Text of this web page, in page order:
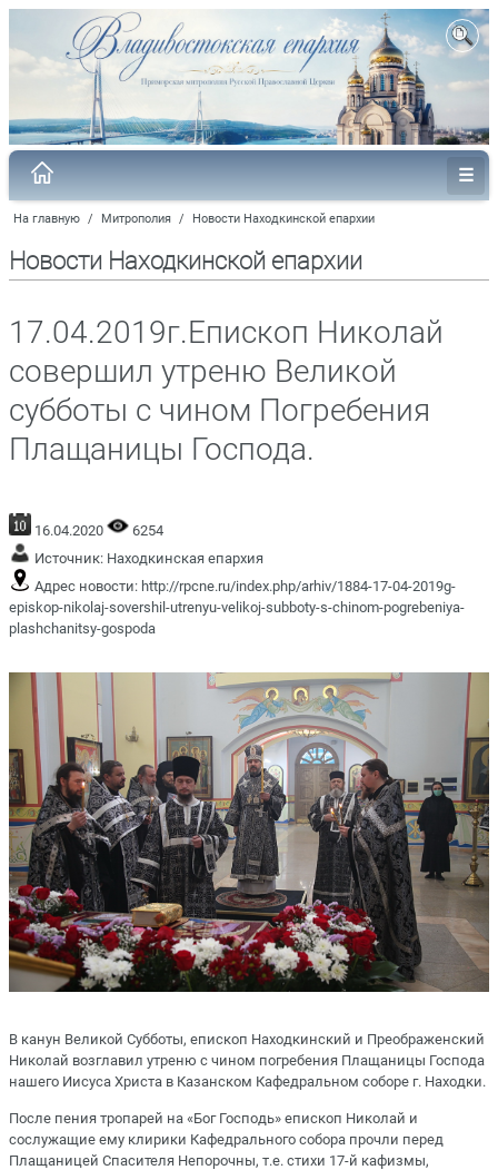
На главную / Митрополия / Новости Находкинской епархии
Новости Находкинской епархии
17.04.2019г.Епископ Николай
совершил утреню Великой
субботы с чином Погребения
Плащаницы Господа.
16.04.2020
6254
Источник: Находкинская епархия
Адрес новости: http://rpcne.ru/index.php/arhiv/1884-17-04-2019g-
episkop-nikolaj-sovershil-utrenyu-velikoj-subboty-s-chinom-pogrebeniya-
plashchanitsy-gospoda
В канун Великой Субботы, епископ Находкинский и Преображенский
Николай возглавил утреню с чином погребения Плащаницы Господа
нашего Иисуса Христа в Казанском Кафедральном соборе г. Находки.
После пения тропарей на «Бог Господь» епископ Николай и
сослужащие ему клирики Кафедрального собора прочли перед
Плащаницей Спасителя Непорочны, т.е. стихи 17-й кафизмы,